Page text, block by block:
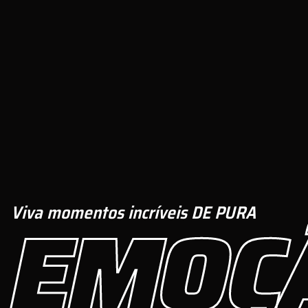
Viva momentos incríveis DE PURA